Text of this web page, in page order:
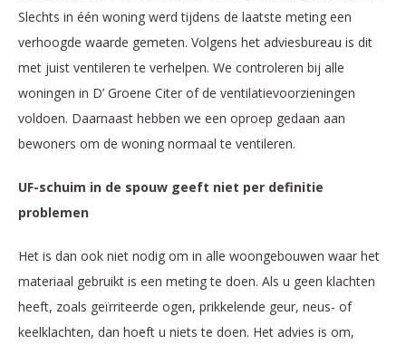
Slechts in één woning werd tijdens de laatste meting een
verhoogde waarde gemeten. Volgens het adviesbureau is dit
met juist ventileren te verhelpen. We controleren bij alle
woningen in D’ Groene Citer of de ventilatievoorzieningen
voldoen. Daarnaast hebben we een oproep gedaan aan
bewoners om de woning normaal te ventileren.
UF-schuim in de spouw geeft niet per definitie
problemen
Het is dan ook niet nodig om in alle woongebouwen waar het
materiaal gebruikt is een meting te doen. Als u geen klachten
heeft, zoals geïrriteerde ogen, prikkelende geur, neus- of
keelklachten, dan hoeft u niets te doen. Het advies is om,